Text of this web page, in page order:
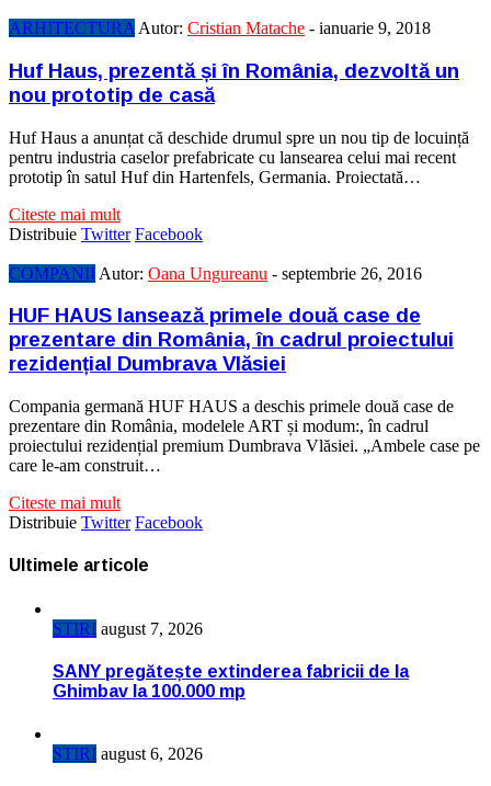
ARHITECTURA Autor: Cristian Matache - ianuarie 9, 2018
Huf Haus, prezentă și în România, dezvoltă un
nou prototip de casă
Huf Haus a anunțat că deschide drumul spre un nou tip de locuință
pentru industria caselor prefabricate cu lansearea celui mai recent
prototip în satul Huf din Hartenfels, Germania. Proiectată…
Citeste mai mult
Distribuie Twitter Facebook
COMPANII Autor: Oana Ungureanu - septembrie 26, 2016
HUF HAUS lansează primele două case de
prezentare din România, în cadrul proiectului
rezidențial Dumbrava Vlăsiei
Compania germană HUF HAUS a deschis primele două case de
prezentare din România, modelele ART și modum:, în cadrul
proiectului rezidențial premium Dumbrava Vlăsiei. „Ambele case pe
care le-am construit…
Citeste mai mult
Distribuie Twitter Facebook
Ultimele articole
STIRI august 7, 2026
SANY pregătește extinderea fabricii de la
Ghimbav la 100.000 mp
STIRI august 6, 2026